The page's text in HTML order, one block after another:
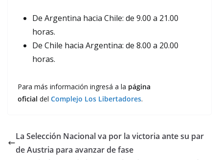
De Argentina hacia Chile: de 9.00 a 21.00
horas.
De Chile hacia Argentina: de 8.00 a 20.00
horas.
Para más información ingresá a la página
oficial del Complejo Los Libertadores.
La Selección Nacional va por la victoria ante su par
de Austria para avanzar de fase